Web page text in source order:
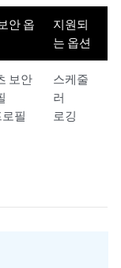
안 옵
지원되
는 옵션
보안
로필
스케줄
러
로깅